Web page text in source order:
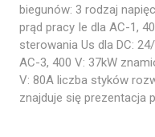
biegunów: 3 rodzaj
prąd pracy Ie dla AC-1,
sterowania Us dla DC:
AC-3, 400 V: 37kW
V: 80A liczba styków
znajduje się prezentacja